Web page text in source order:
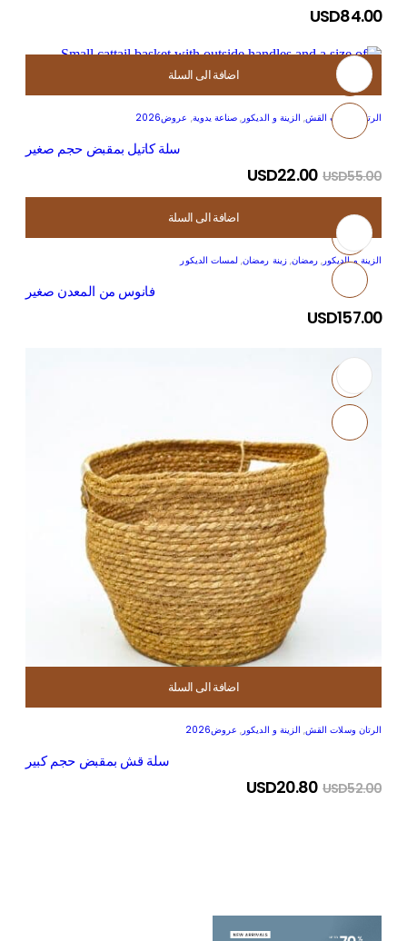
USD84.00
اضافة الى السلة
الرتان وسلات القش, الزينة و الديكور, صناعة يدوية, عروض2026
سلة كاتيل بمقبض حجم صغير
USD55.00
USD22.00
اضافة الى السلة
الزينة و الديكور, رمضان,زينة رمضان, لمسات الديكور
فانوس من المعدن صغير
USD157.00
اضافة الى السلة
الرتان وسلات القش, الزينة و الديكور, عروض2026
سلة قش بمقبض حجم كبير
USD52.00
USD20.80